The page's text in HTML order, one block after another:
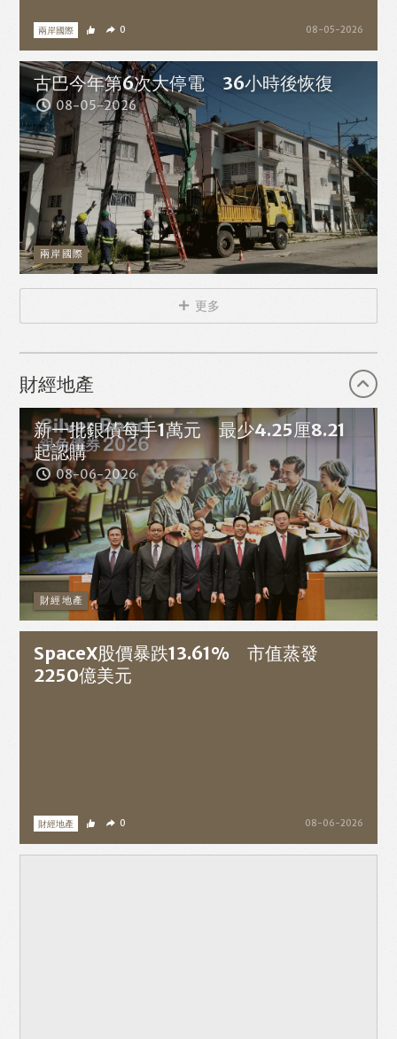
兩岸國際 08-05-2026
0
古巴今年第6次大停電 36小時後恢復
兩岸國際
08-05-2026
更多
財經地產
新一批銀債每手1萬元 最少4.25厘8.21
起認購
財經地產
08-06-2026
SpaceX股價暴跌13.61% 市值蒸發
2250億美元
財經地產 08-06-2026
0